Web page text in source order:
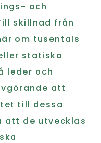
och
skillnad från
om tusentals
statiska
leder och
att
till dessa
att de utvecklas